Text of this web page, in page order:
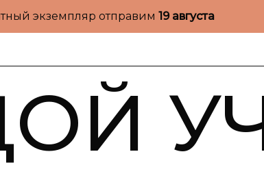
экземпляр отправим 19 августа